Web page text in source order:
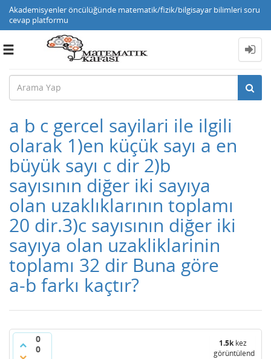
Akademisyenler öncülüğünde matematik/fizik/bilgisayar bilimleri soru
cevap platformu
Toggle
a b c gercel sayilari ile ilgili
olarak 1)en küçük sayı a en
büyük sayı c dir 2)b
sayısının diğer iki sayıya
olan uzaklıklarının toplamı
20 dir.3)c sayısının diğer iki
sayıya olan uzakliklarinin
toplamı 32 dir Buna göre
a-b farkı kaçtır?
0
0
1.5kkez
görüntülendi